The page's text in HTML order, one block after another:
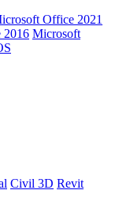
Office 2021
2016 Microsoft
Civil 3D Revit